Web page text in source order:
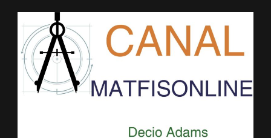
to
content